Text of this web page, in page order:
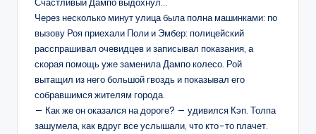
Через несколько минут улица была полна машинками: по
вызову Роя приехали Поли и Эмбер: полицейский
расспрашивал очевидцев и записывал показания, а
скорая помощь уже заменила Дампо колесо. Рой
вытащил из него большой гвоздь и показывал его
собравшимся жителям города.
— Как же он оказался на дороге? — удивился Кэп. Толпа
зашумела, как вдруг все услышали, что кто-то плачет.